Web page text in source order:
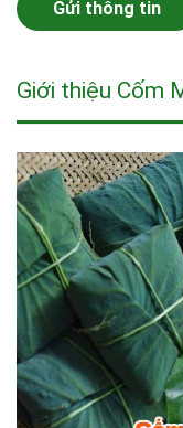
Gửi thông tin
Giới thiệu Cốm